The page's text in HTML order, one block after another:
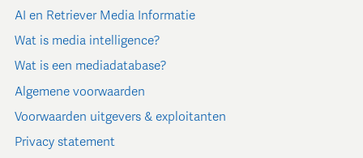
AI en Retriever Media Informatie
Wat is media intelligence?
Wat is een mediadatabase?
Algemene voorwaarden
Voorwaarden uitgevers & exploitanten
Privacy statement